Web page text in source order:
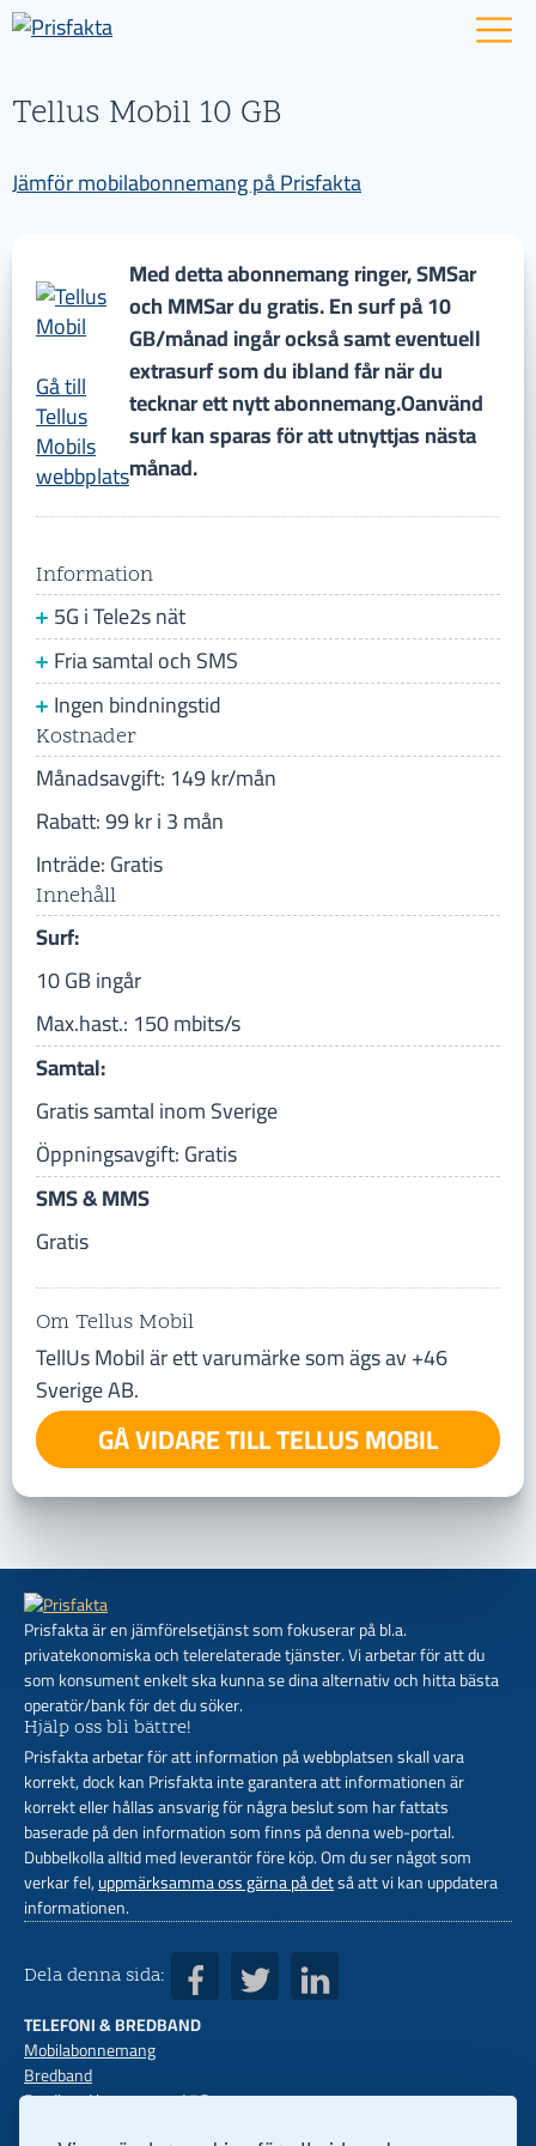
Tellus Mobil 10 GB
Jämför mobilabonnemang på Prisfakta
Gå till
Tellus
Mobils
webbplats
Med detta abonnemang ringer, SMSar
och MMSar du gratis. En surf på 10
GB/månad ingår också samt eventuell
extrasurf som du ibland får när du
tecknar ett nytt abonnemang.Oanvänd
surf kan sparas för att utnyttjas nästa
månad.
Information
5G i Tele2s nät
Fria samtal och SMS
Ingen bindningstid
Kostnader
Månadsavgift: 149 kr/mån
Rabatt: 99 kr i 3 mån
Inträde: Gratis
Innehåll
Surf:
10 GB ingår
Max.hast.: 150 mbits/s
Samtal:
Gratis samtal inom Sverige
Öppningsavgift: Gratis
SMS & MMS
Gratis
Om Tellus Mobil
TellUs Mobil är ett varumärke som ägs av +46
Sverige AB.
GÅ VIDARE TILL TELLUS MOBIL
Prisfakta är en jämförelsetjänst som fokuserar på bl.a.
privatekonomiska och telerelaterade tjänster. Vi arbetar för att du
som konsument enkelt ska kunna se dina alternativ och hitta bästa
operatör/bank för det du söker.
Hjälp oss bli bättre!
Prisfakta arbetar för att information på webbplatsen skall vara
korrekt, dock kan Prisfakta inte garantera att informationen är
korrekt eller hållas ansvarig för några beslut som har fattats
baserade på den information som finns på denna web-portal.
Dubbelkolla alltid med leverantör före köp. Om du ser något som
verkar fel,uppmärksamma oss gärna på detså att vi kan uppdatera
informationen.
Dela denna sida:
TELEFONI & BREDBAND
Mobilabonnemang
Bredband
Bredband hemma med 5G